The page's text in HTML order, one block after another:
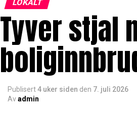
LOKALT
Tyver stjal
Publisert4 uker siden den 7. juli 2026
Avadmin